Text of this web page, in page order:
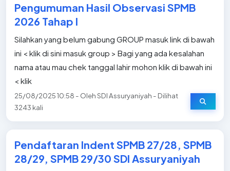
Pengumuman Hasil Observasi SPMB
2026 Tahap I
Silahkan yang belum gabung GROUP masuk link di bawah
ini < klik di sini masuk group > Bagi yang ada kesalahan
nama atau mau chek tanggal lahir mohon klik di bawah ini
< klik
25/08/2025 10:58 - Oleh SDI Assuryaniyah - Dilihat
3243 kali
Pendaftaran Indent SPMB 27/28, SPMB
28/29, SPMB 29/30 SDI Assuryaniyah